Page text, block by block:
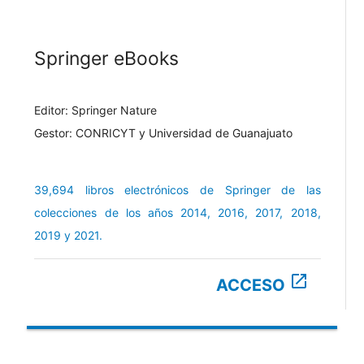
Springer eBooks
Editor: Springer Nature
Gestor: CONRICYT y Universidad de Guanajuato
39,694 libros electrónicos de Springer de las
colecciones de los años 2014, 2016, 2017, 2018,
2019 y 2021.
ACCESO open_in_new